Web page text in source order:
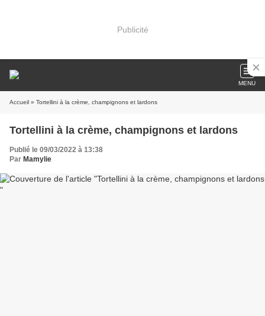
Publicité
MENU
Accueil » Tortellini à la crème, champignons et lardons
Tortellini à la crème, champignons et lardons
Publié le 09/03/2022 à 13:38
Par Mamylie